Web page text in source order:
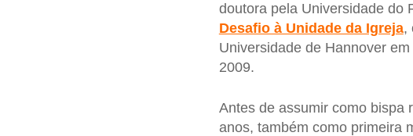
doutora pela Universidade do
Desafio à Unidade da Igreja,
Universidade de Hannover
2009.
Antes de assumir como
anos, também como primeira